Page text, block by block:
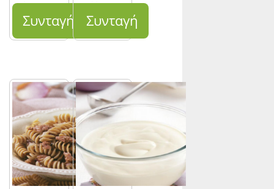
καπνιστό
Συνταγή
τυρί cacio-
Συνταγή